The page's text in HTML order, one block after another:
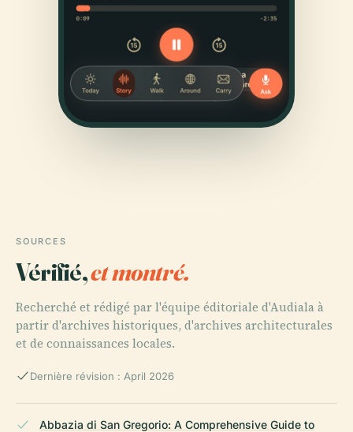
SOURCES
Vérifié,et montré.
Recherché et rédigé par l'équipe éditoriale d'Audiala à
partir d'archives historiques, d'archives architecturales
et de connaissances locales.
Dernière révision : April 2026
Abbazia di San Gregorio: A Comprehensive Guide to